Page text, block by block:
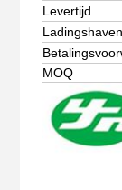
Levertijd
Ladingshaven
MOQ